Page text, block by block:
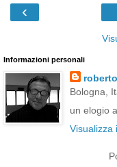
‹
Informazioni personali
Bologna,
un elogio
Visualizza